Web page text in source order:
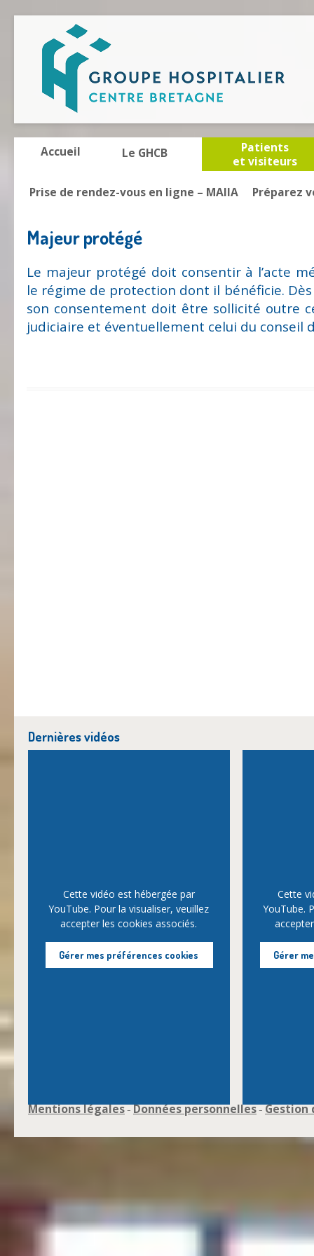
Accueil Le GHCB
Patients
et visiteurs
Prise de rendez-vous en ligne – MAIIA
Préparez
Majeur protégé
Le majeur protégé doit consentir à l’acte
le régime de protection dont il bénéficie. Dès
son consentement doit être sollicité outre
judiciaire et éventuellement celui du conseil
Dernières vidéos
Cette vidéo est hébergée par
YouTube. Pour la visualiser, veuillez
accepter les cookies associés.
Gérer mes préférences cookies
Cette
YouTube.
Gérer
Mentions légales-Données personnelles-Gestion